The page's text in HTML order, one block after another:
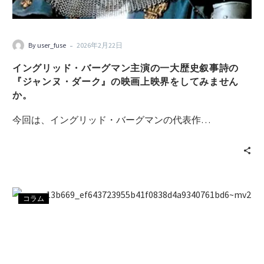
By user_fuse - 2026年2月22日
イングリッド・バーグマン主演の一大歴史叙事詩の
『ジャンヌ・ダーク』の映画上映界をしてみません
か。
今回は、イングリッド・バーグマンの代表作…
コラム